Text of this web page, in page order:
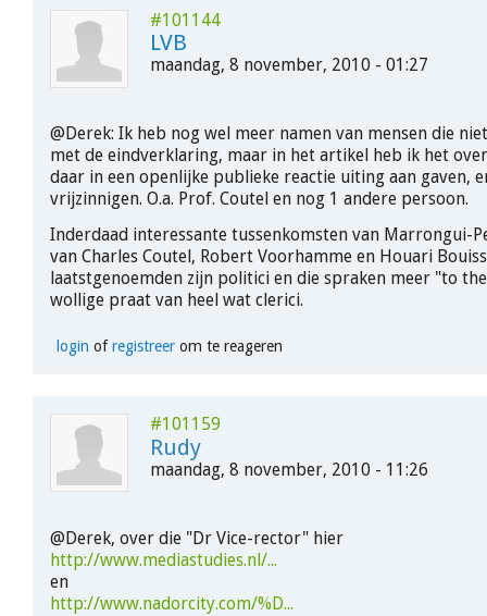
#101144
LVB
maandag, 8 november, 2010 - 01:27
@Derek: Ik heb nog wel meer namen van mensen die
met de eindverklaring, maar in het artikel heb ik het
daar in een openlijke publieke reactie uiting aan gaven,
vrijzinnigen. O.a. Prof. Coutel en nog 1 andere persoon.
Inderdaad interessante tussenkomsten van Marrongui-
van Charles Coutel, Robert Voorhamme en Houari
laatstgenoemden zijn politici en die spraken meer "to
wollige praat van heel wat clerici.
login ofregistreerom te reageren
#101159
Rudy
maandag, 8 november, 2010 - 11:26
@Derek, over die "Dr Vice-rector" hier
http://www.mediastudies.nl/...
en
http://www.nadorcity.com/%D...